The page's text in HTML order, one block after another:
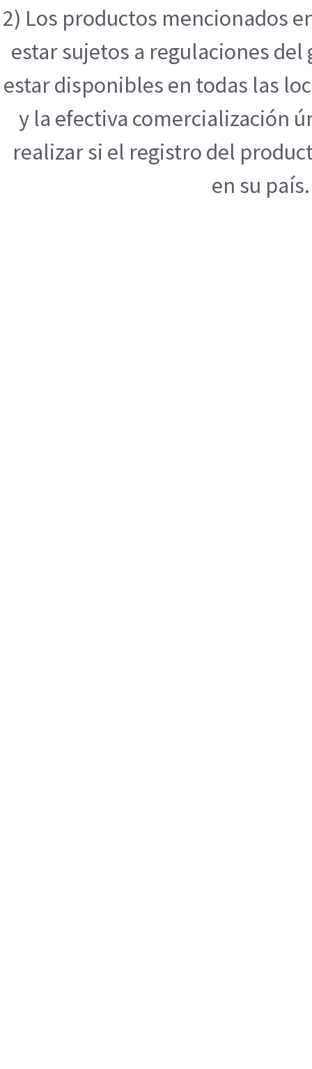
2) Los productos mencionados
estar sujetos a regulaciones
estar disponibles en todas las
y la efectiva comercialización
realizar si el registro del
en su país.